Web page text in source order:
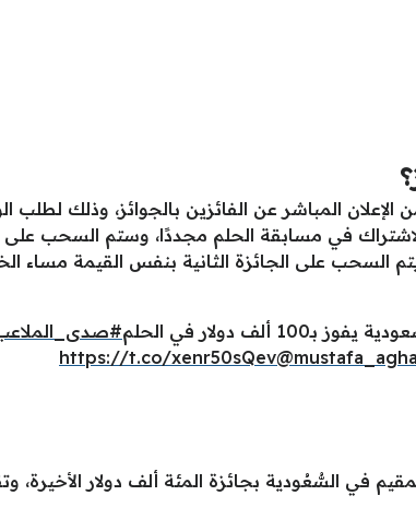
الإعلان المباشر عن الفائزين بالجوائز، وذلك لطلب
في مسابقة الحلم مجددًا، وستم السحب على
يتم السحب على الجائزة الثانية بنفس القيمة
دولار في الحلم
https://t.co/xenr50sQev@mustafa_agha